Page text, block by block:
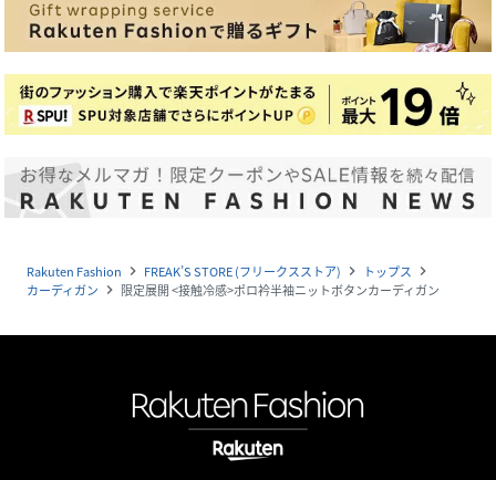
Rakuten Fashion navigate_next FREAK’S STORE (フリークスストア) navigate_next トップス navigate_next
カーディガン navigate_next 限定展開 <接触冷感>ポロ衿半袖ニットボタンカーディガン